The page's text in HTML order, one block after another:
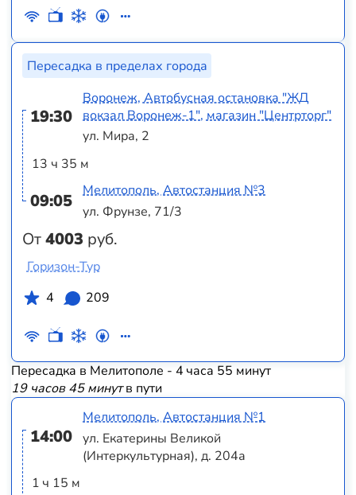
Пересадка в пределах города
19:30
13 ч 35 м
09:05
От4003 руб.
Воронеж, Автобусная остановка "ЖД
вокзал Воронеж-1", магазин "Центрторг"
ул. Мира, 2
Мелитополь, Автостанция №3
ул. Фрунзе, 71/3
Горизон-Тур
4
209
Пересадка в Мелитополе - 4 часа 55 минут
19 часов 45 минутв пути
14:00
1 ч 15 м
Мелитополь, Автостанция №1
ул. Екатерины Великой
(Интеркультурная), д. 204а